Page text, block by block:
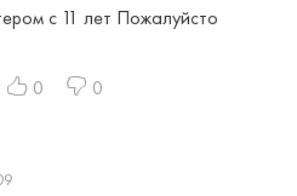
с 11 лет Пожалуйсто
0 0